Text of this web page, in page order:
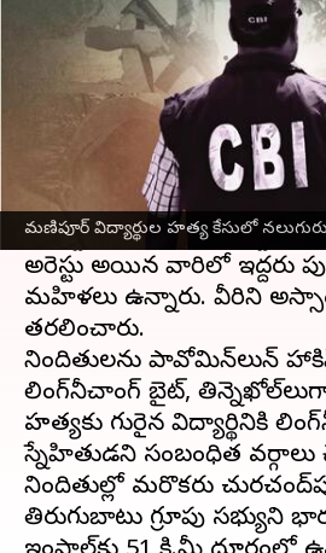
మణిపూర్ విద్యార్థుల హత్య కేసులో నలుగురు
నలుగురు అరెస్టు
Oct 02, 2023 10:20 am
ఈ వార్తాకథనం ఏంటి
మణిపూర్‌లో ఇద్దరు
కేసులో నలుగురు వ్యక్తులను
ఇన్వెస్టిగేషన్ (సీబీఐ) అరెస్టు
అరెస్టు అయిన వారిలో ఇద్దరు
మహిళలు ఉన్నారు. వీరిని
తరలించారు.
నిందితులను పావోమిన్‌లున్
లింగ్‌నీచాంగ్ బైట్, తిన్నెఖోల్‌లుగా
హత్యకు గురైన విద్యార్థినికి
స్నేహితుడని సంబంధిత
నిందితుల్లో మరొకరు
తిరుగుబాటు గ్రూపు